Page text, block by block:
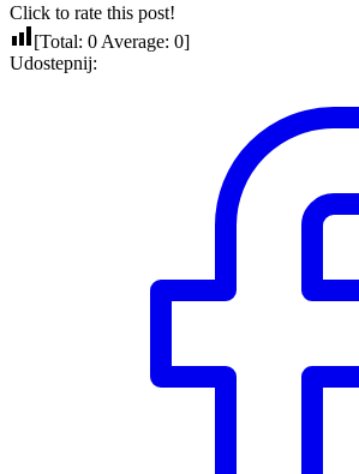
Click to rate this post!
[Total: 0 Average: 0]
Udostepnij: